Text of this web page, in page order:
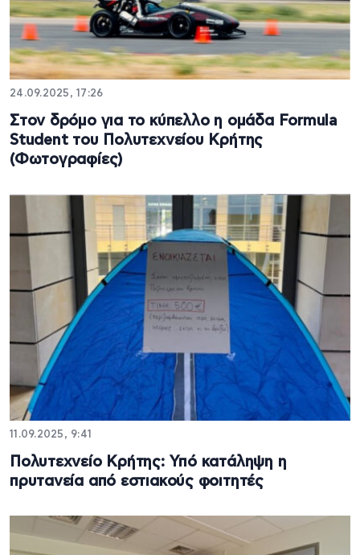
24.09.2025, 17:26
Στον δρόμο για το κύπελλο η ομάδα Formula
Student του Πολυτεχνείου Κρήτης
(Φωτογραφίες)
11.09.2025, 9:41
Πολυτεχνείο Κρήτης: Υπό κατάληψη η
πρυτανεία από εστιακούς φοιτητές